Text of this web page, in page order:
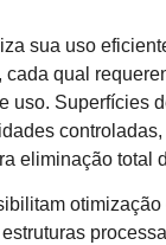
sua uso
cada qual
uso. Superfícies
eliminação total